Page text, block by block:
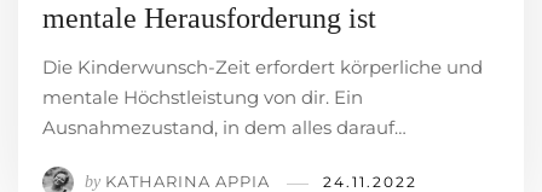
mentale Herausforderung ist
Die Kinderwunsch-Zeit erfordert körperliche und
mentale Höchstleistung von dir. Ein
Ausnahmezustand, in dem alles darauf…
by KATHARINA APPIA 24.11.2022